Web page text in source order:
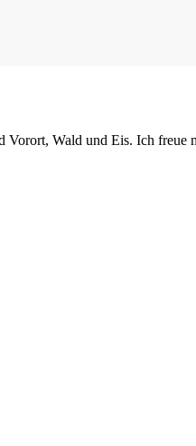
Wald und Eis. Ich freue